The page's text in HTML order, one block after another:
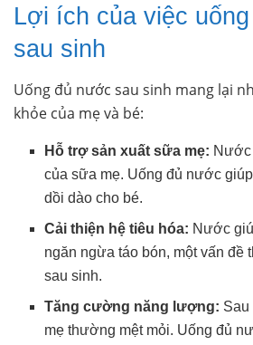
Lợi ích của việc
sau sinh
Uống đủ nước sau sinh mang lại
khỏe của mẹ và bé:
Hỗ trợ sản xuất sữa mẹ: Nước
của sữa mẹ. Uống đủ nước
dồi dào cho bé.
Cải thiện hệ tiêu hóa: Nước
ngăn ngừa táo bón, một vấn
sau sinh.
Tăng cường năng lượng:
mẹ thường mệt mỏi. Uống đủ